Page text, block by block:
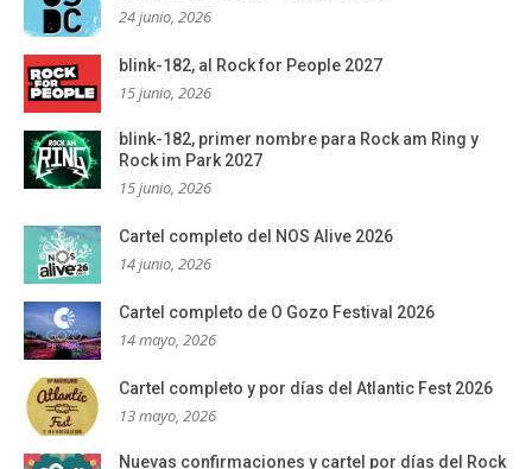
24 junio, 2026
blink-182, al Rock for People 2027
15 junio, 2026
blink-182, primer nombre para Rock am Ring y
Rock im Park 2027
15 junio, 2026
Cartel completo del NOS Alive 2026
14 junio, 2026
Cartel completo de O Gozo Festival 2026
14 mayo, 2026
Cartel completo y por días del Atlantic Fest 2026
13 mayo, 2026
Nuevas confirmaciones y cartel por días del Rock